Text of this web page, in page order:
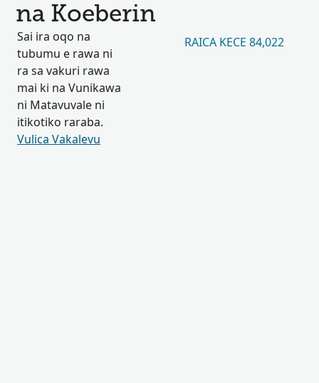
na Koeberin
Sai ira oqo na
tubumu e rawa ni
ra sa vakuri rawa
mai ki na Vunikawa
ni Matavuvale ni
itikotiko raraba.
Vulica Vakalevu
RAICA KECE 84,022